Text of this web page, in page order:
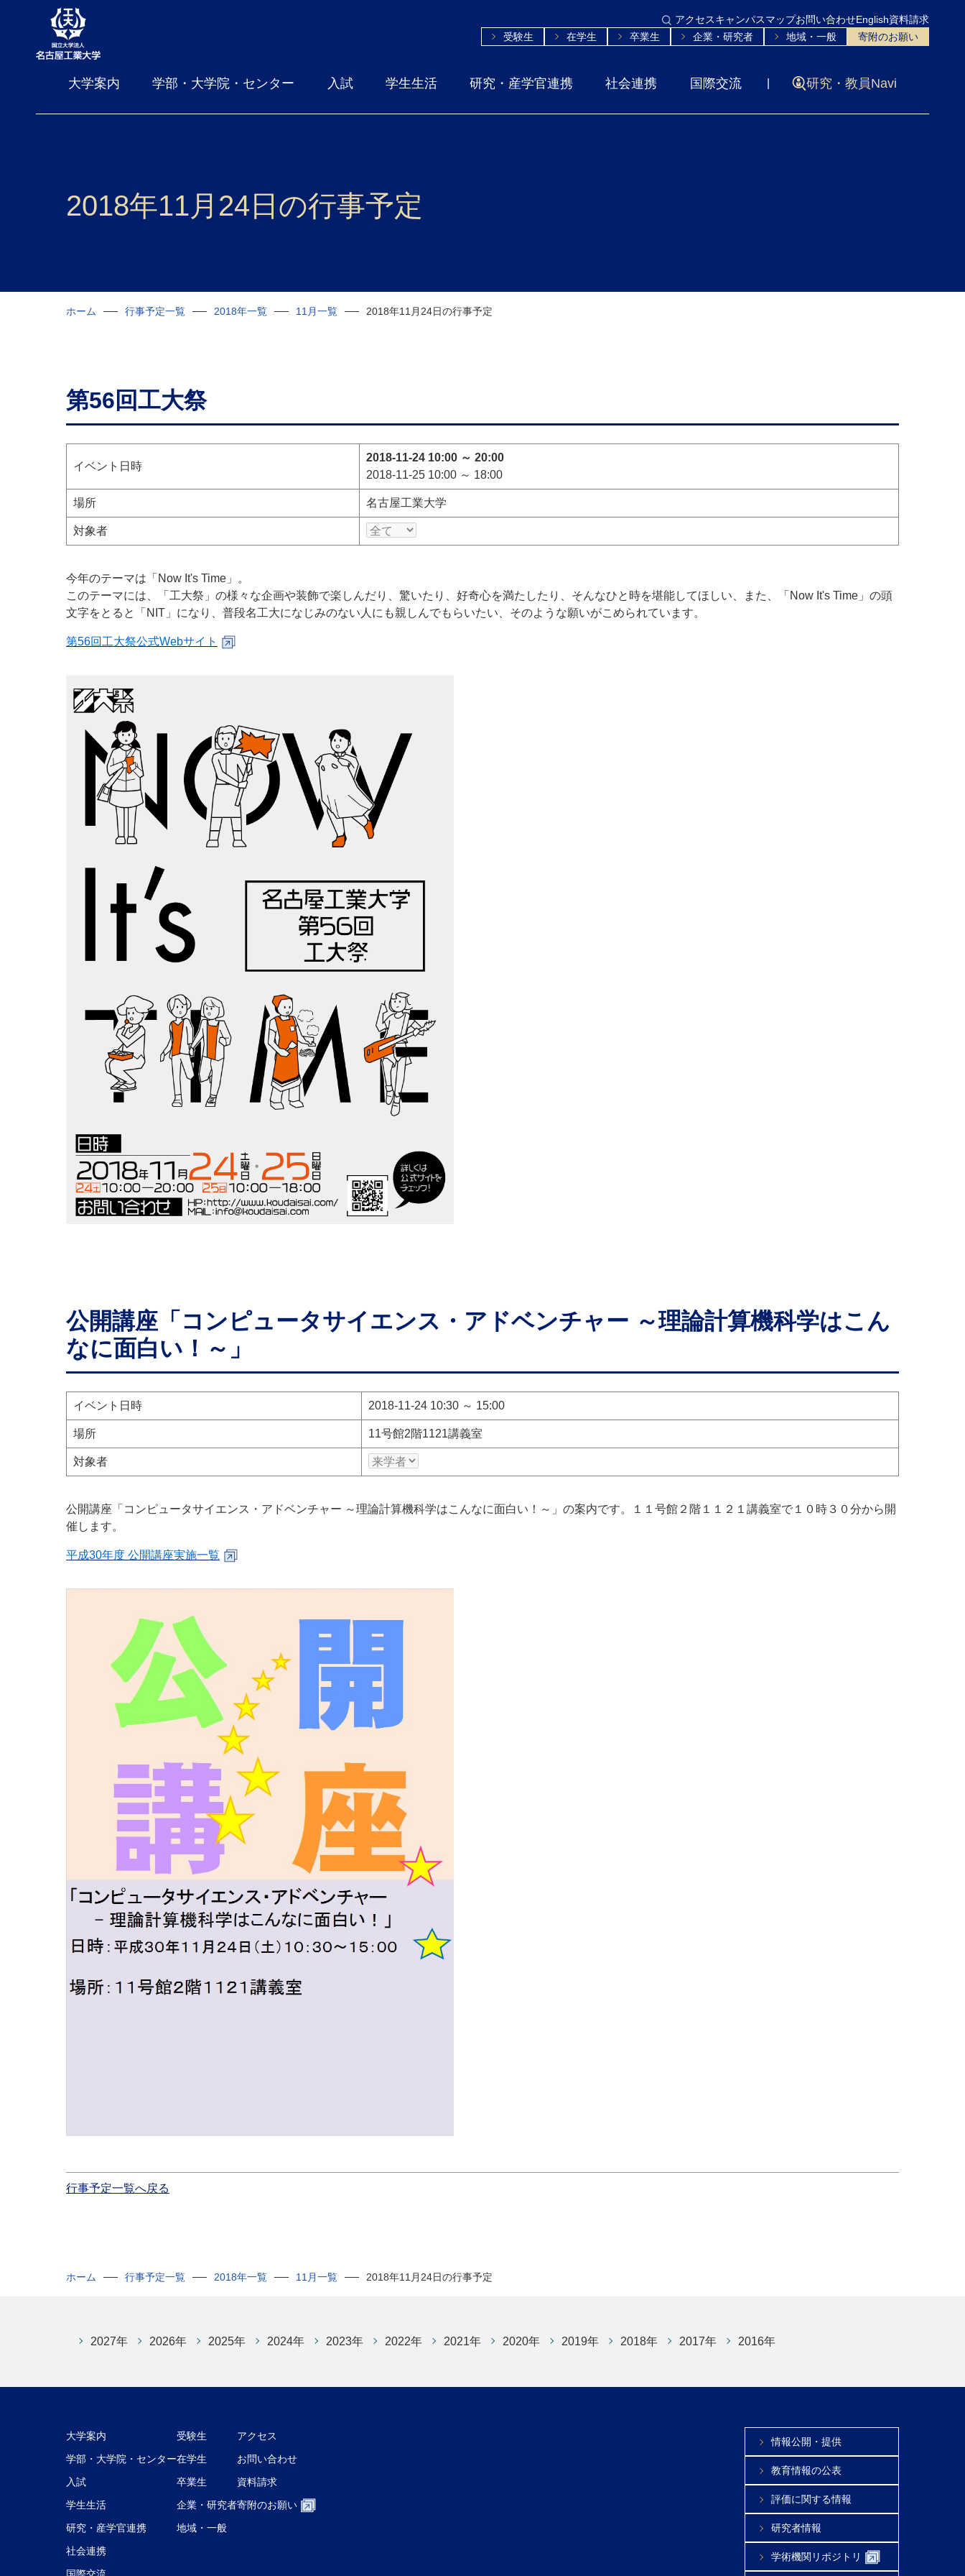
アクセスキャンパスマップお問い合わせEnglish資料請求
受験生
在学生 卒業生 企業・研究者 地域・一般 寄附のお願い
大学案内 学部・大学院・センター 入試 学生生活 研究・産学官連携 社会連携 国際交流 研究・教員Navi
2018年11月24日の行事予定
ホーム 行事予定一覧 2018年一覧 11月一覧 2018年11月24日の行事予定
第56回工大祭
イベント日時
2018-11-24 10:00 ～ 20:00
2018-11-25 10:00 ～ 18:00
場所 名古屋工業大学
対象者
今年のテーマは「Now It's Time」。
このテーマには、「工大祭」の様々な企画や装飾で楽しんだり、驚いたり、好奇心を満たしたり、そんなひと時を堪能してほしい、また、「Now It's Time」の頭
文字をとると「NIT」になり、普段名工大になじみのない人にも親しんでもらいたい、そのような願いがこめられています。
第56回工大祭公式Webサイト
公開講座「コンピュータサイエンス・アドベンチャー ～理論計算機科学はこん
なに面白い！～」
イベント日時 2018-11-24 10:30 ～ 15:00
場所 11号館2階1121講義室
対象者
公開講座「コンピュータサイエンス・アドベンチャー ～理論計算機科学はこんなに面白い！～」の案内です。１１号館２階１１２１講義室で１０時３０分から開
催します。
平成30年度 公開講座実施一覧
行事予定一覧へ戻る
ホーム 行事予定一覧 2018年一覧 11月一覧 2018年11月24日の行事予定
2027年 2026年 2025年 2024年 2023年 2022年 2021年 2020年 2019年 2018年 2017年 2016年
大学案内
学部・大学院・センター
入試
学生生活
研究・産学官連携
社会連携
国際交流
受験生
在学生
卒業生
企業・研究者
地域・一般
アクセス
お問い合わせ
資料請求
寄附のお願い
情報公開・提供
教育情報の公表
評価に関する情報
研究者情報
学術機関リポジトリ